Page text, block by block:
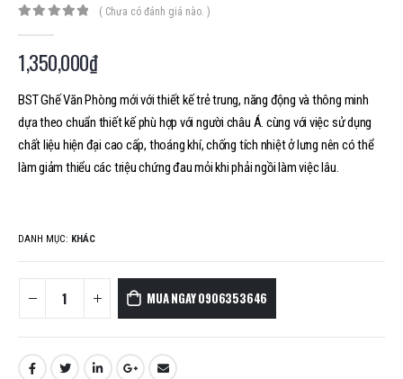
( Chưa có đánh giá nào. )
1,350,000₫
BST Ghế Văn Phòng mới với thiết kế trẻ trung, năng động và thông minh
dựa theo chuẩn thiết kế phù hợp với người châu Á. cùng với việc sử dụng
chất liệu hiện đại cao cấp, thoáng khí, chống tích nhiệt ở lưng nên có thể
làm giảm thiểu các triệu chứng đau mỏi khi phải ngồi làm việc lâu.
DANH MỤC: KHÁC
MUA NGAY 0906353646